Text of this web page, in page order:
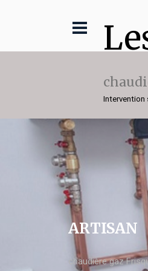
Intervention
ARTISAN
chaudière gaz